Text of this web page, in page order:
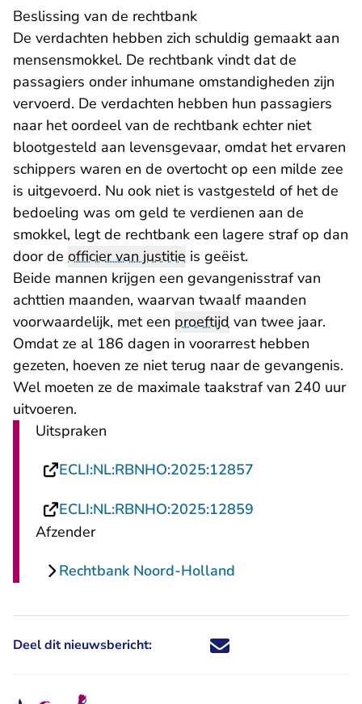
Beslissing van de rechtbank
De verdachten hebben zich schuldig gemaakt aan
mensensmokkel. De rechtbank vindt dat de
passagiers onder inhumane omstandigheden zijn
vervoerd. De verdachten hebben hun passagiers
naar het oordeel van de rechtbank echter niet
blootgesteld aan levensgevaar, omdat het ervaren
schippers waren en de overtocht op een milde zee
is uitgevoerd. Nu ook niet is vastgesteld of het de
bedoeling was om geld te verdienen aan de
smokkel, legt de rechtbank een lagere straf op dan
door de officier van justitie is geëist.
Beide mannen krijgen een gevangenisstraf van
achttien maanden, waarvan twaalf maanden
voorwaardelijk, met een proeftijd van twee jaar.
Omdat ze al 186 dagen in voorarrest hebben
gezeten, hoeven ze niet terug naar de gevangenis.
Wel moeten ze de maximale taakstraf van 240 uur
uitvoeren.
Uitspraken
ECLI:NL:RBNHO:2025:12857
ECLI:NL:RBNHO:2025:12859
Afzender
Rechtbank Noord-Holland
Deel dit nieuwsbericht: Deel dit nieuwsbericht via X -
Deel dit nieuwsbericht via
Deel dit nieuwsbericht
Deel dit